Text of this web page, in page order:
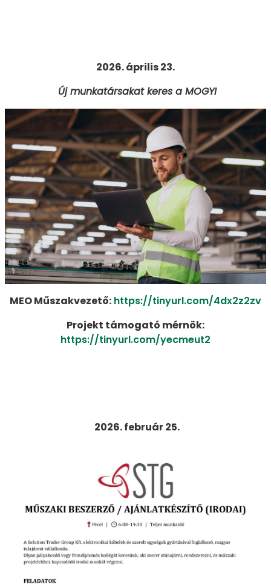
2026. április 23.
Új munkatársakat keres a MOGYI
MEO Műszakvezető: https://tinyurl.com/4dx2z2zv
Projekt támogató mérnök:
https://tinyurl.com/yecmeut2
2026. február 25.